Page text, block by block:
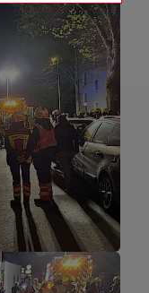
statistische
die